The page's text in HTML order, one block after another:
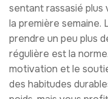
sentant rassasié plus
la première
prendre un peu plus
régulière est la
motivation et le
des habitudes